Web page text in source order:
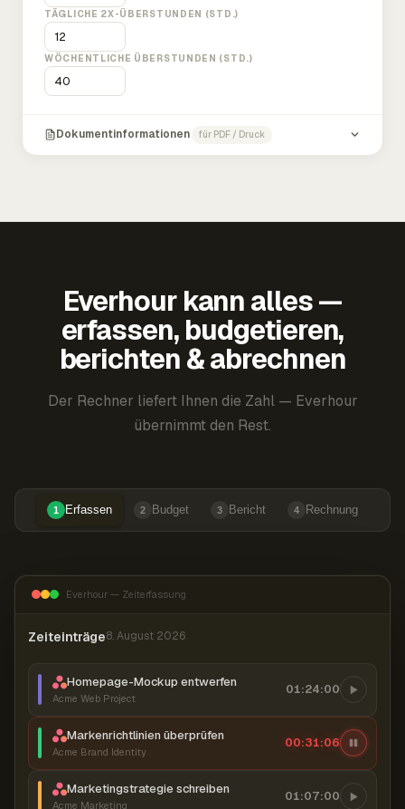
TÄGLICHE 2X-ÜBERSTUNDEN (STD.)
WÖCHENTLICHE ÜBERSTUNDEN (STD.)
Dokumentinformationen für PDF / Druck
Everhour kann alles —
erfassen, budgetieren,
berichten & abrechnen
Der Rechner liefert Ihnen die Zahl — Everhour
übernimmt den Rest.
1 Erfassen 2 Budget 3 Bericht 4 Rechnung
Everhour — Zeiterfassung
Zeiteinträge8. August 2026
Homepage-Mockup entwerfen
Acme Web Project
01:24:00
Markenrichtlinien überprüfen
Acme Brand Identity
00:31:07
Marketingstrategie schreiben
Acme Marketing
01:07:00